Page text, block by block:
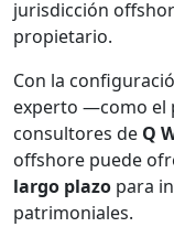
jurisdicción
propietario.
Con la
experto —como el
consultores de Q
offshore puede
largo plazo para
patrimoniales.